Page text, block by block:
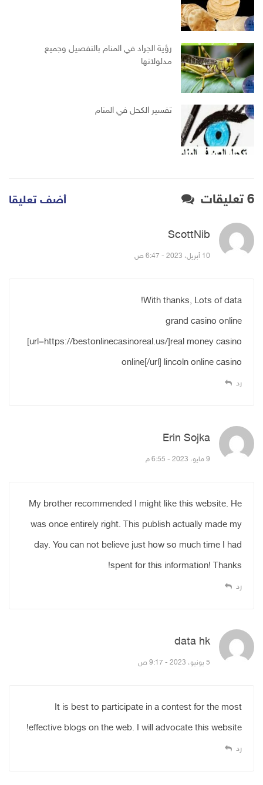
رؤية الجراد في المنام بالتفصيل وجميع
مدلولاتها
تفسير الكحل في المنام
6 تعليقات أضف تعليقا
ScottNib
10 أبريل، 2023 - 6:47 ص
With thanks, Lots of data!
grand casino online
[url=https://bestonlinecasinoreal.us/]real money casino
online[/url] lincoln online casino
رد
Erin Sojka
9 مايو، 2023 - 6:55 م
My brother recommended I might like this website. He
was once entirely right. This publish actually made my
day. You can not believe just how so much time I had
spent for this information! Thanks!
رد
data hk
5 يونيو، 2023 - 9:17 ص
It is best to participate in a contest for the most
effective blogs on the web. I will advocate this website!
رد